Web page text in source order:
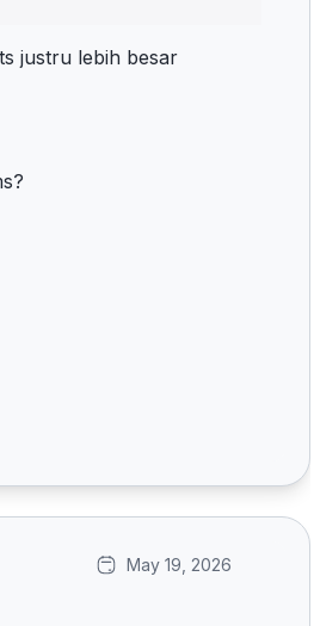
justru lebih besar
May 19, 2026